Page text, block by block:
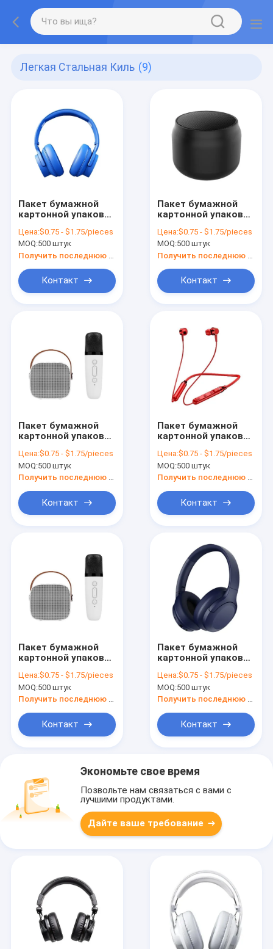
Легкая Стальная Киль (9)
Пакет бумажной
картонной упаковки
Черный / Розовый
Золотой
роскошный
магнитный
подарочный ящик с
застежкой
Цена:$0.75 - $1.75/pieces
MOQ:500 штук
Контакт
Пакет бумажной
картонной упаковки
Черный / Розовый
Золотой
роскошный
магнитный
подарочный ящик с
застежкой
Цена:$0.75 - $1.75/pieces
MOQ:500 штук
Контакт
Пакет бумажной
картонной упаковки
Черный / Розовый
Золотой
роскошный
подарочный ящик с
застежкой
Цена:$0.75 - $1.75/pieces
MOQ:500 штук
Контакт
Пакет бумажной
картонной упаковки
Черный / Розовый
Золотой
роскошный
подарочный ящик с
застежкой
Цена:$0.75 - $1.75/pieces
MOQ:500 штук
Контакт
Пакет бумажной
картонной упаковки
Черный / Розовый
Золотой
роскошный
подарочный ящик с
застежкой
Цена:$0.75 - $1.75/pieces
MOQ:500 штук
Получить последнюю цену
Контакт
Пакет бумажной
картонной упаковки
Черный / Розовый
Золотой
роскошный
подарочный ящик с
застежкой
Цена:$0.75 - $1.75/pieces
MOQ:500 штук
Получить последнюю цену
Контакт
Экономьте свое время
Позвольте нам связаться с вами с
лучшими продуктами.
Дайте ваше требование